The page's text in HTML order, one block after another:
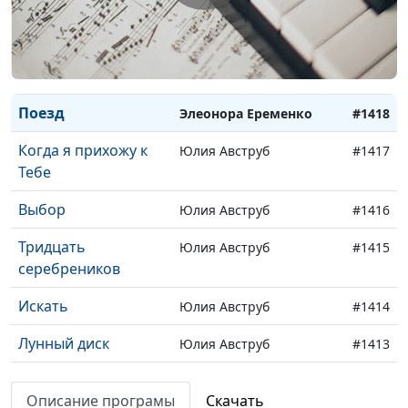
Звезда Христос Элеонора Еременко
Перед рассветом Элеонора Еременко #1419
Поезд Элеонора Еременко #1418
Когда я прихожу к
Тебе
Юлия Авструб #1417
Выбор Юлия Авструб #1416
Тридцать
серебреников
Юлия Авструб #1415
Искать Юлия Авструб #1414
Лунный диск Юлия Авструб #1413
Один другого не
поймет
Юлия Авструб
Описание програмы Скачать